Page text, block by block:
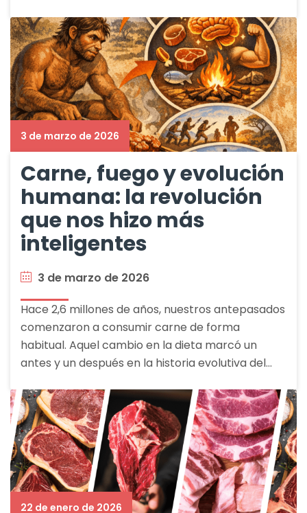
3 de marzo de 2026
Carne, fuego y evolución
humana: la revolución
que nos hizo más
inteligentes
3 de marzo de 2026
Hace 2,6 millones de años, nuestros antepasados
comenzaron a consumir carne de forma
habitual. Aquel cambio en la dieta marcó un
antes y un después en la historia evolutiva del…
22 de enero de 2026